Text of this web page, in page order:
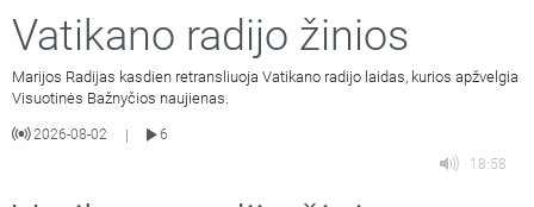
Vatikano radijo žinios
Marijos Radijas kasdien retransliuoja Vatikano radijo laidas, kurios apžvelgia
Visuotinės Bažnyčios naujienas.
2026-08-02 |
6
18:58